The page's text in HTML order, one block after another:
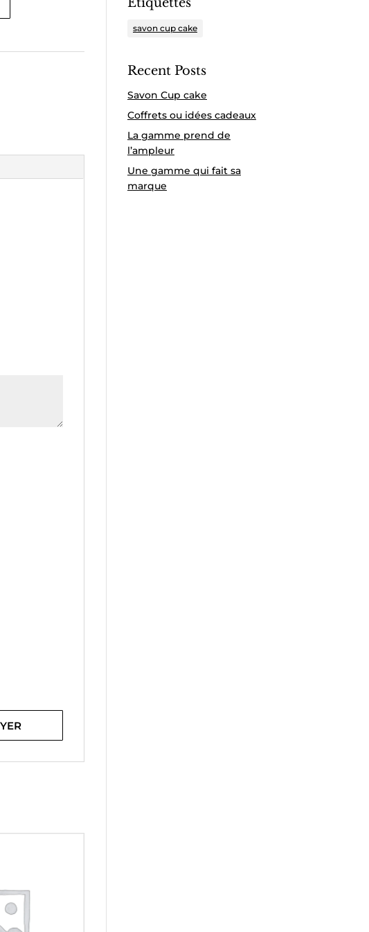
savon cup cake
Recent Posts
Savon Cup cake
Coffrets ou idées cadeaux
La gamme prend de
l’ampleur
Une gamme qui fait sa
marque